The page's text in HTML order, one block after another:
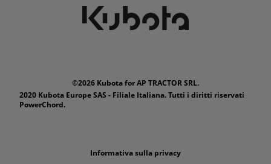
©2026 Kubota for AP TRACTOR SRL.
2020 Kubota Europe SAS - Filiale Italiana. Tutti i diritti riservati
PowerChord.
Informativa sulla privacy